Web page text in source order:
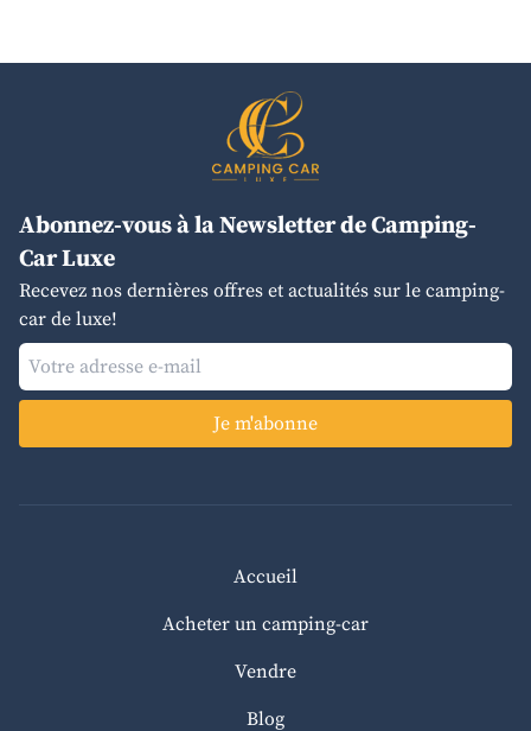
Abonnez-vous à la Newsletter de Camping-
Car Luxe
Recevez nos dernières offres et actualités sur le camping-
car de luxe!
Je m'abonne
Accueil
Acheter un camping-car
Vendre
Blog